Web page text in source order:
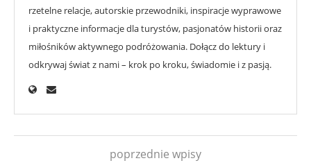
rzetelne relacje, autorskie przewodniki, inspiracje wyprawowe
i praktyczne informacje dla turystów, pasjonatów historii oraz
miłośników aktywnego podróżowania. Dołącz do lektury i
odkrywaj świat z nami – krok po kroku, świadomie i z pasją.
poprzednie wpisy